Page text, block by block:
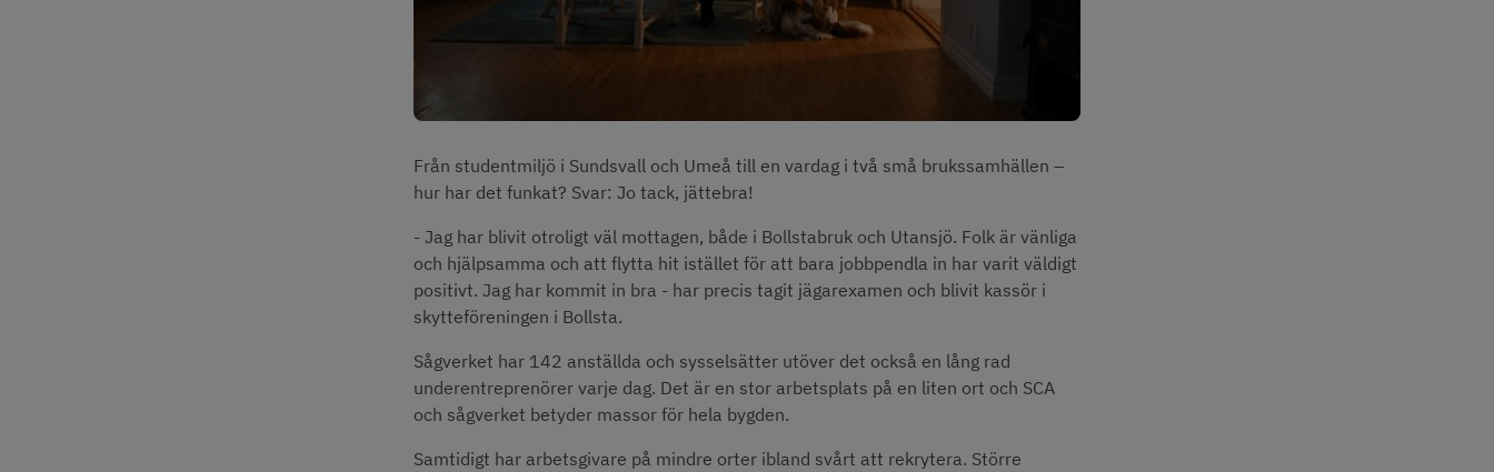
Från studentmiljö i Sundsvall och Umeå till en vardag i två små brukssamhällen –
hur har det funkat? Svar: Jo tack, jättebra!
- Jag har blivit otroligt väl mottagen, både i Bollstabruk och Utansjö. Folk är vänliga
och hjälpsamma och att flytta hit istället för att bara jobbpendla in har varit väldigt
positivt. Jag har kommit in bra - har precis tagit jägarexamen och blivit kassör i
skytteföreningen i Bollsta.
Sågverket har 142 anställda och sysselsätter utöver det också en lång rad
underentreprenörer varje dag. Det är en stor arbetsplats på en liten ort och SCA
och sågverket betyder massor för hela bygden.
Samtidigt har arbetsgivare på mindre orter ibland svårt att rekrytera. Större